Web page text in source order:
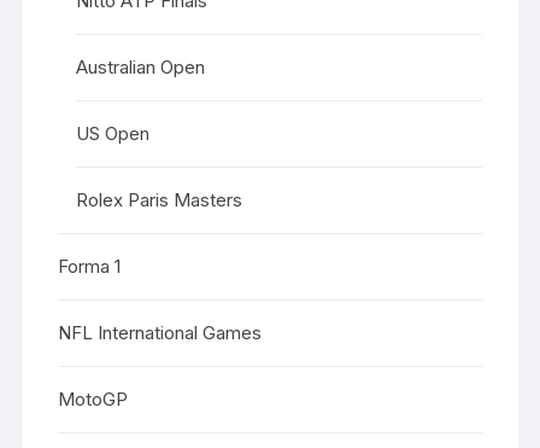
Australian Open
US Open
Rolex Paris Masters
Forma 1
NFL International Games
MotoGP